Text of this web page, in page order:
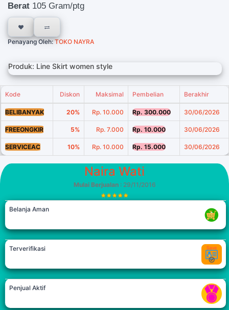
Berat 105 Gram/ptg
Penayang Oleh:TOKO NAYRA
Produk: Line Skirt women style
Kode Diskon Maksimal Pembelian Berakhir
BELIBANYAK 20% Rp. 10.000 Rp. 300.000 30/06/2026
FREEONGKIR 5% Rp. 7.000 Rp. 10.000 30/06/2026
SERVICEAC 10% Rp. 10.000 Rp. 15.000 30/06/2026
Naira Wati
Mulai Berjualan: 29/11/2016
Belanja Aman
Terverifikasi
Penjual Aktif